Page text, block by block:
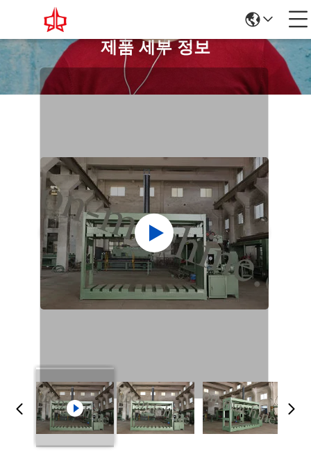
제품 세부 정보